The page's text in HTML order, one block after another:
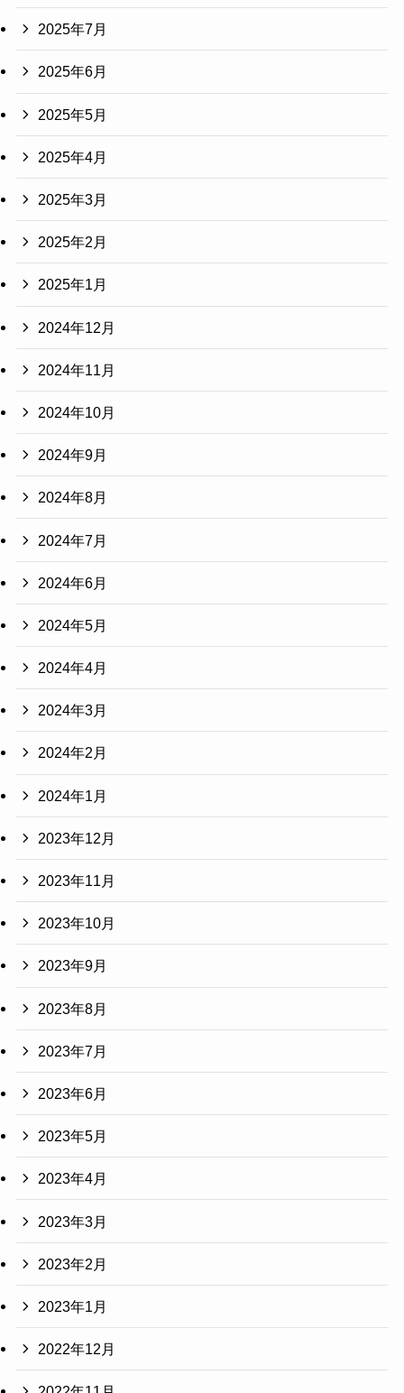
2025年7月
2025年6月
2025年5月
2025年4月
2025年3月
2025年2月
2025年1月
2024年12月
2024年11月
2024年10月
2024年9月
2024年8月
2024年7月
2024年6月
2024年5月
2024年4月
2024年3月
2024年2月
2024年1月
2023年12月
2023年11月
2023年10月
2023年9月
2023年8月
2023年7月
2023年6月
2023年5月
2023年4月
2023年3月
2023年2月
2023年1月
2022年12月